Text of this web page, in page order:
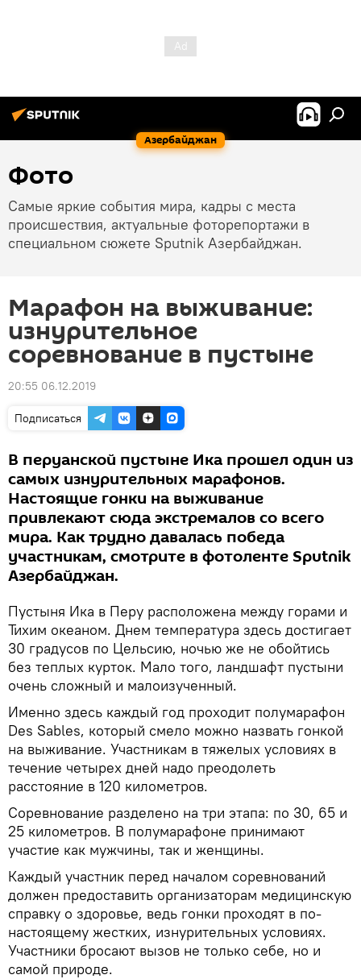
Азербайджан
Фото
Самые яркие события мира, кадры с места
происшествия, актуальные фоторепортажи в
специальном сюжете Sputnik Азербайджан.
Марафон на выживание:
изнурительное
соревнование в пустыне
20:55 06.12.2019
Подписаться
В перуанской пустыне Ика прошел один из
самых изнурительных марафонов.
Настоящие гонки на выживание
привлекают сюда экстремалов со всего
мира. Как трудно давалась победа
участникам, смотрите в фотоленте Sputnik
Азербайджан.
Пустыня Ика в Перу расположена между горами и
Тихим океаном. Днем температура здесь достигает
30 градусов по Цельсию, ночью же не обойтись
без теплых курток. Мало того, ландшафт пустыни
очень сложный и малоизученный.
Именно здесь каждый год проходит полумарафон
Des Sables, который смело можно назвать гонкой
на выживание. Участникам в тяжелых условиях в
течение четырех дней надо преодолеть
расстояние в 120 километров.
Соревнование разделено на три этапа: по 30, 65 и
25 километров. В полумарафоне принимают
участие как мужчины, так и женщины.
Каждый участник перед началом соревнований
должен предоставить организаторам медицинскую
справку о здоровье, ведь гонки проходят в по-
настоящему жестких, изнурительных условиях.
Участники бросают вызов не только себе, но и
самой природе.